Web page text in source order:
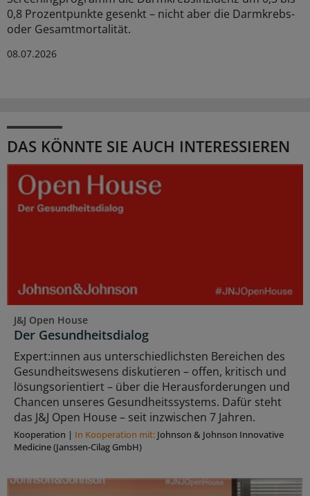
0,8 Prozentpunkte gesenkt – nicht aber die Darmkrebs-
oder Gesamtmortalität.
08.07.2026
DAS KÖNNTE SIE AUCH INTERESSIEREN
J&J Open House
Der Gesundheitsdialog
Expert:innen aus unterschiedlichsten Bereichen des
Gesundheitswesens diskutieren – offen, kritisch und
lösungsorientiert – über die Herausforderungen und
Chancen unseres Gesundheitssystems. Dafür steht
das J&J Open House – seit inzwischen 7 Jahren.
Kooperation | In Kooperation mit: Johnson & Johnson Innovative
Medicine (Janssen-Cilag GmbH)